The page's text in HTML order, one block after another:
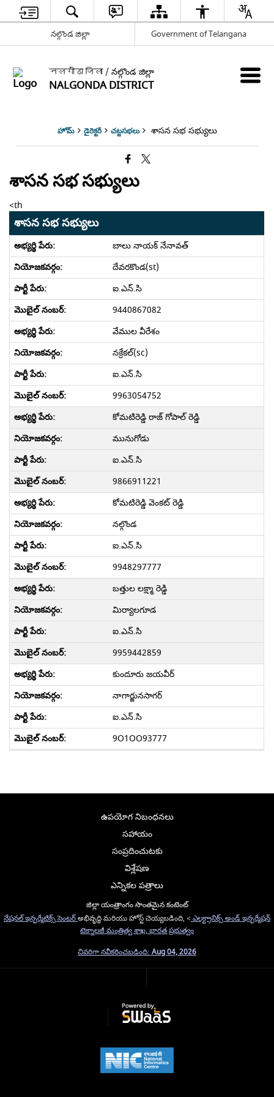
నల్గొండ జిల్లా Government of Telangana
नलगोंडा जिला / నల్గొండ జిల్లా
NALGONDA DISTRICT
హోమ్ డైరెక్టరీ చట్టసభలు శాసన సభ సభ్యులు
శాసన సభ సభ్యులు
<th
శాసన సభ సభ్యులు
బాలు నాయక్ నేనావత్
దేవరకొండ(st)
ఐ.ఎన్.సి
9440867082
వేముల వీరేశం
నక్రేకల్(sc)
ఐ.ఎన్.సి
9963054752
కోమటిరెడ్డి రాజ్ గోపాల్ రెడ్డి
మునుగోడు
ఐ.ఎన్.సి
9866911221
కోమటిరెడ్డి వెంకట్ రెడ్డి
నల్గొండ
ఐ.ఎన్.సి
9948297777
బత్తుల లక్ష్మా రెడ్డి
మిర్యాలగూడ
ఐ.ఎన్.సి
9959442859
కుందూరు జయవీర్
నాగార్జునసాగర్
ఐ.ఎన్.సి
9O1OO93777
ఉపయోగ నిబంధనలు
సహాయం
సంప్రదించుటకు
విశ్లేషణ
ఎన్నికల పత్రాలు
జిల్లా యంత్రాంగం సొంతమైన కంటెంట్
నేషనల్ ఇన్ఫర్మేటిక్స్ సెంటర్అభివృద్ధి మరియు హోస్ట్ చెయ్యబడింది, < ఎలక్ట్రానిక్స్ అండ్ ఇన్ఫర్మేషన్
టెక్నాలజీ మంత్రిత్వ శాఖ, భారత ప్రభుత్వం
చివరిగా నవీకరించబడింది: Aug 04, 2026